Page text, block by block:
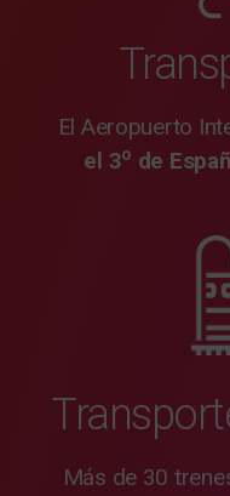
El Aeropuerto
el 3o de
Más de 30